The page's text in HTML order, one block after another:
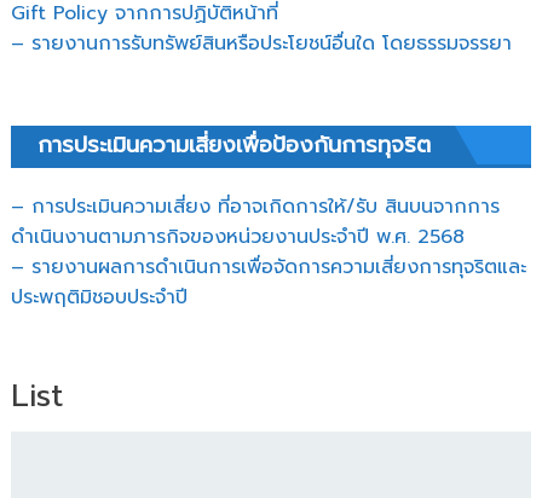
Gift Policy จากการปฏิบัติหน้าที่
– รายงานการรับทรัพย์สินหรือประโยชน์อื่นใด โดยธรรมจรรยา
การประเมินความเสี่ยงเพื่อป้องกันการทุจริต
– การประเมินความเสี่ยง ที่อาจเกิดการให้/รับ สินบนจากการ
ดำเนินงานตามภารกิจของหน่วยงานประจำปี พ.ศ. 2568
– รายงานผลการดำเนินการเพื่อจัดการความเสี่ยงการทุจริตและ
ประพฤติมิชอบประจำปี
List